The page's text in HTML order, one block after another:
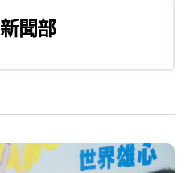
新聞部